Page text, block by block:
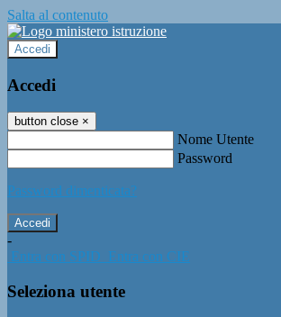
Salta al contenuto
Accedi
Accedi
button close ×
Nome Utente
Password
Password dimenticata?
-
Entra con SPID Entra con CIE
Seleziona utente